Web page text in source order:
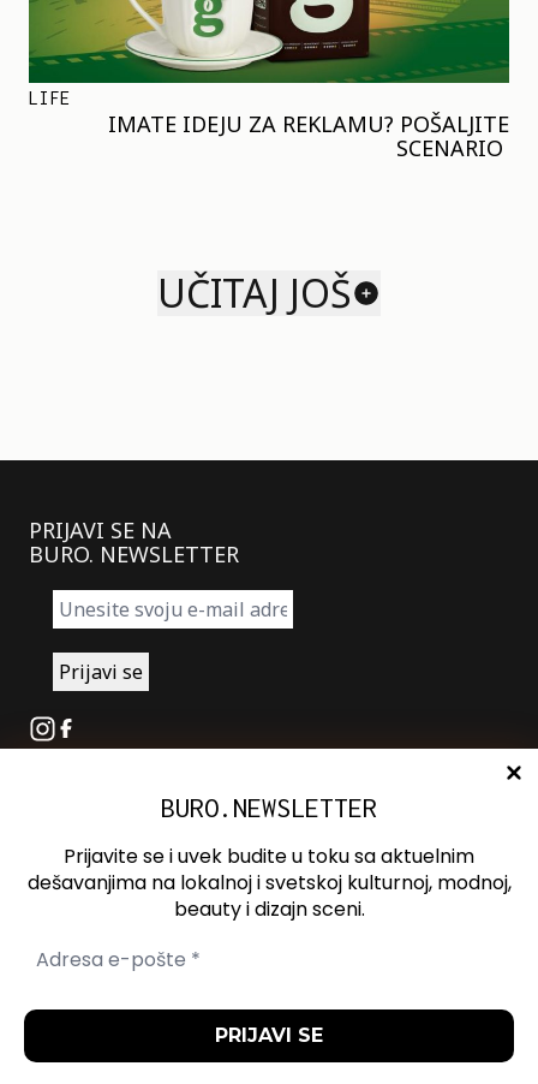
LIFE
IMATE IDEJU ZA REKLAMU? POŠALJITE
SCENARIO
UČITAJ JOŠ
PRIJAVI SE NA
BURO. NEWSLETTER
Instagram
Facebook
Oglašavanje
Kontakt
Spotify
BURO.NEWSLETTER
Prijavite se i uvek budite u toku sa aktuelnim
dešavanjima na lokalnoj i svetskoj kulturnoj, modnoj,
beauty i dizajn sceni.